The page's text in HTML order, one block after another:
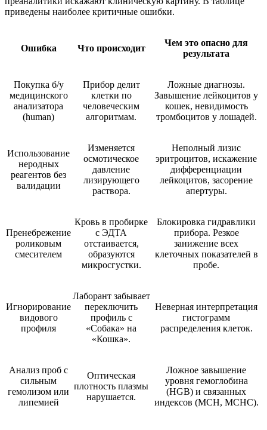
приведены наиболее критичные ошибки.
Ошибка Что происходит
Чем это опасно для
результата
Покупка б/у
медицинского
анализатора
(human)
Прибор делит
клетки по
человеческим
алгоритмам.
Ложные диагнозы.
Завышение лейкоцитов у
кошек, невидимость
тромбоцитов у лошадей.
Использование
неродных
реагентов без
валидации
Изменяется
осмотическое
давление
лизирующего
раствора.
Неполный лизис
эритроцитов, искажение
дифференциации
лейкоцитов, засорение
апертуры.
Пренебрежение
роликовым
смесителем
Кровь в пробирке
с ЭДТА
отстаивается,
образуются
микросгустки.
Блокировка гидравлики
прибора. Резкое
занижение всех
клеточных показателей в
пробе.
Игнорирование
видового
профиля
Лаборант забывает
переключить
профиль с
«Собака» на
«Кошка».
Неверная интерпретация
гистограмм
распределения клеток.
Анализ проб с
сильным
гемолизом или
липемией
Оптическая
плотность плазмы
нарушается.
Ложное завышение
уровня гемоглобина
(HGB) и связанных
индексов (MCH, MCHC).